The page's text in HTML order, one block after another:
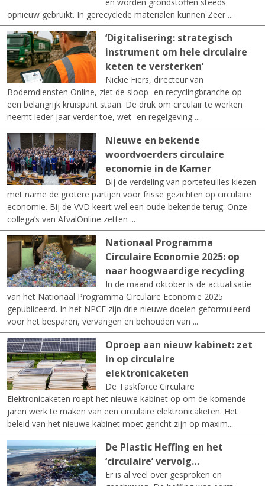
opnieuw gebruikt. In gerecyclede materialen kunnen Zeer ...
‘Digitalisering: strategisch
instrument om hele circulaire
keten te versterken’
Nickie Fiers, directeur van
Bodemdiensten Online, ziet de sloop- en recyclingbranche op
een belangrijk kruispunt staan. De druk om circulair te werken
neemt ieder jaar verder toe, wet- en regelgeving ...
Nieuwe en bekende
woordvoerders circulaire
economie in de Kamer
Bij de verdeling van portefeuilles kiezen
met name de grotere partijen voor frisse gezichten op circulaire
economie. Bij de VVD keert wel een oude bekende terug. Onze
collega’s van AfvalOnline zetten ...
Nationaal Programma
Circulaire Economie 2025: op
naar hoogwaardige recycling
In de maand oktober is de actualisatie
van het Nationaal Programma Circulaire Economie 2025
gepubliceerd. In het NPCE zijn drie nieuwe doelen geformuleerd
voor het besparen, vervangen en behouden van ...
Oproep aan nieuw kabinet: zet
in op circulaire
elektronicaketen
De Taskforce Circulaire
Elektronicaketen roept het nieuwe kabinet op om de komende
jaren werk te maken van een circulaire elektronicaketen. Het
beleid van het nieuwe kabinet moet gericht zijn op maxim...
De Plastic Heffing en het
‘circulaire’ vervolg…
Er is al veel over gesproken en